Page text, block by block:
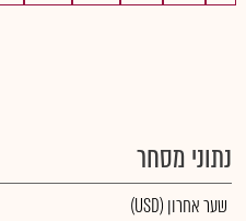
נתוני מסחר
שער אחרון (USD)